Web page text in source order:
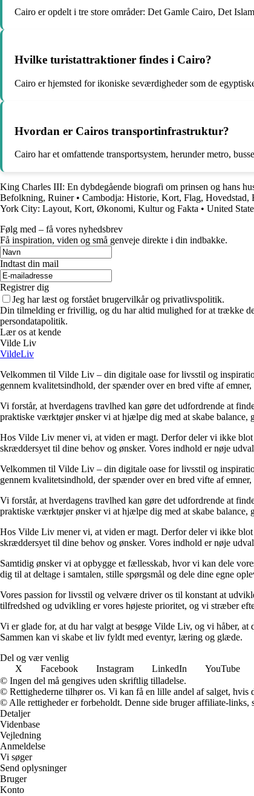
Cairo er opdelt i tre store områder: Det Gamle Cairo, Det
Hvilke turistattraktioner findes i Cairo?
Cairo er hjemsted for ikoniske seværdigheder som de
Hvordan er Cairos transportinfrastruktur?
Cairo har et omfattende transportsystem, herunder metro,
King Charles III: En dybdegående biografi om prinsen og hans
Befolkning, Ruiner• Cambodja: Historie, Kort, Flag, Hovedstad,
York City: Layout, Kort, Økonomi, Kultur og Fakta • United
Følg med – få vores nyhedsbrev
Få inspiration, viden og små genveje direkte i din indbakke.
Indtast din mail
Registrer dig
Jeg har læst og forstået brugervilkår og privatlivspolitik.
Din tilmelding er frivillig, og du har altid mulighed for at trække
persondatapolitik.
Lær os at kende
Vilde Liv
VildeLiv
Velkommen til Vilde Liv – din digitale oase for livsstil og
gennem kvalitetsindhold, der spænder over en bred vifte af
Vi forstår, at hverdagens travlhed kan gøre det udfordrende at
praktiske værktøjer ønsker vi at hjælpe dig med at skabe balance,
Hos Vilde Liv mener vi, at viden er magt. Derfor deler vi ikke blot
skræddersyet til dine behov og ønsker. Vores indhold er nøje
Velkommen til Vilde Liv – din digitale oase for livsstil og
gennem kvalitetsindhold, der spænder over en bred vifte af
Vi forstår, at hverdagens travlhed kan gøre det udfordrende at
praktiske værktøjer ønsker vi at hjælpe dig med at skabe balance,
Hos Vilde Liv mener vi, at viden er magt. Derfor deler vi ikke blot
skræddersyet til dine behov og ønsker. Vores indhold er nøje
Samtidig ønsker vi at opbygge et fællesskab, hvor vi kan dele
dig til at deltage i samtalen, stille spørgsmål og dele dine egne
Vores passion for livsstil og velvære driver os til konstant at
tilfredshed og udvikling er vores højeste prioritet, og vi stræber
Vi er glade for, at du har valgt at besøge Vilde Liv, og vi håber,
Sammen kan vi skabe et liv fyldt med eventyr, læring og glæde.
Del og vær venlig
X
Facebook Instagram LinkedIn YouTube
© Ingen del må gengives uden skriftlig tilladelse.
© Rettighederne tilhører os. Vi kan få en lille andel af salget, hvis
© Alle rettigheder er forbeholdt. Denne side bruger affiliate-links,
Detaljer
Videnbase
Vejledning
Anmeldelse
Vi søger
Send oplysninger
Bruger
Konto